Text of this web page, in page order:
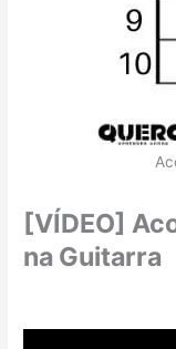
[VÍDEO]
na Guitarra